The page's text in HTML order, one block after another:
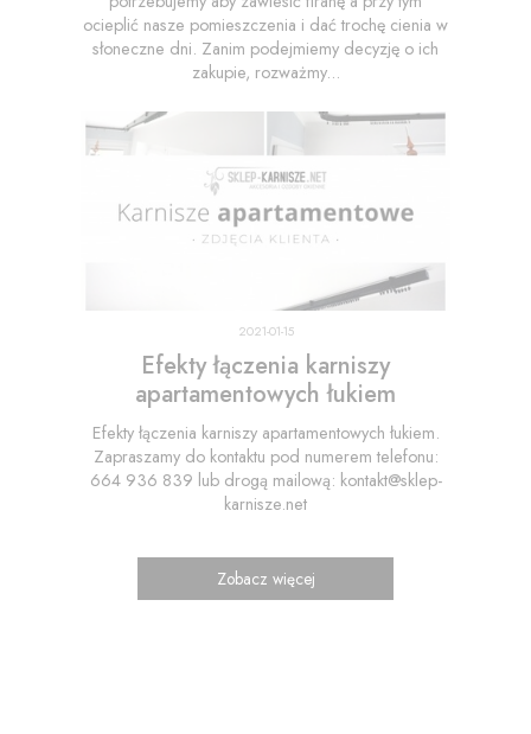
ocieplić nasze pomieszczenia i dać trochę cienia w
słoneczne dni. Zanim podejmiemy decyzję o ich
zakupie, rozważmy...
2021-01-15
Efekty łączenia karniszy
apartamentowych łukiem
Efekty łączenia karniszy apartamentowych łukiem.
Zapraszamy do kontaktu pod numerem telefonu:
664 936 839 lub drogą mailową: kontakt@sklep-
karnisze.net
Zobacz więcej